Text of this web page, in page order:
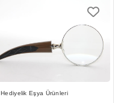
Hediyelik Eşya Ürünleri